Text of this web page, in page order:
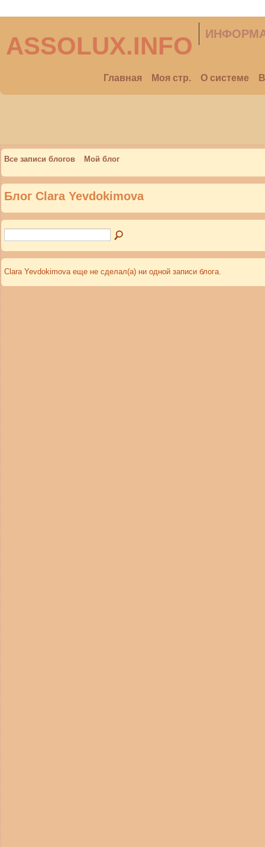
ASSOLUX.INFO
Главная Моя стр. О системе
Все записи блогов Мой блог
Блог Clara Yevdokimova
Clara Yevdokimova еще не сделал(а) ни одной записи блога.